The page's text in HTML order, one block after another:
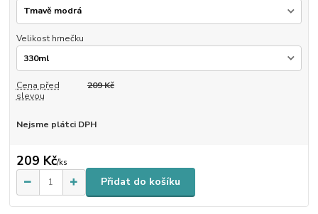
Velikost hrnečku
Cena před
slevou
209 Kč
Nejsme plátci DPH
209 Kč/ks
Přidat do košíku